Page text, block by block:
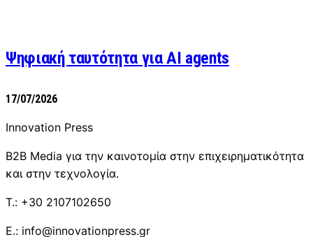
Ψηφιακή ταυτότητα για AI agents
17/07/2026
Innovation Press
B2B Media για την καινοτομία στην επιχειρηματικότητα
και στην τεχνολογία.
T.: +30 2107102650
E.: info@innovationpress.gr